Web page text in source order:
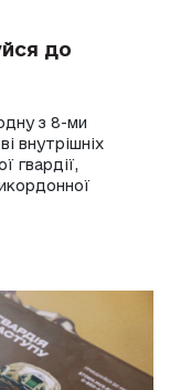
до
з 8-ми
внутрішніх
гвардії,